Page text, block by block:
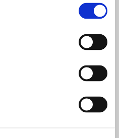
spine-chilling
a classmate for the
her family’s
are about to unravel,
există recenzii